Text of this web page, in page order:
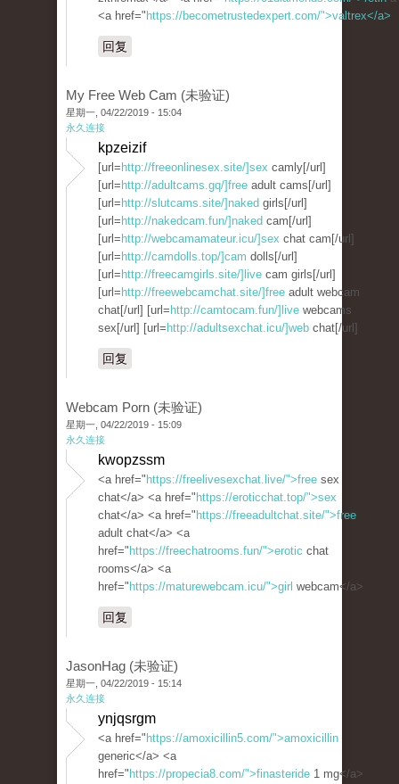
<a href=" https://becometrustedexpert.com/">valtrex</a>
回复
My Free Web Cam (未验证)
星期一, 04/22/2019 - 15:04
永久连接
kpzeizif
[url= http://freeonlinesex.site/]sex camly[/url]
[url= http://adultcams.gq/]free adult cams[/url]
[url= http://slutcams.site/]naked girls[/url]
[url= http://nakedcam.fun/]naked cam[/url]
[url= http://webcamamateur.icu/]sex chat cam[/url]
[url= http://camdolls.top/]cam dolls[/url]
[url= http://freecamgirls.site/]live cam girls[/url]
[url= http://freewebcamchat.site/]free adult webcam
chat[/url] [url= http://camtocam.fun/]live webcams
sex[/url] [url= http://adultsexchat.icu/]web chat[/url]
回复
Webcam Porn (未验证)
星期一, 04/22/2019 - 15:09
永久连接
kwopzssm
<a href=" https://freelivesexchat.live/">free sex
chat</a> <a href=" https://eroticchat.top/">sex
chat</a> <a href=" https://freeadultchat.site/">free
adult chat</a> <a
href=" https://freechatrooms.fun/">erotic chat
rooms</a> <a
href=" https://maturewebcam.icu/">girl webcam</a>
回复
JasonHag (未验证)
星期一, 04/22/2019 - 15:14
永久连接
ynjqsrgm
<a href=" https://amoxicillin5.com/">amoxicillin
generic</a> <a
href=" https://propecia8.com/">finasteride 1 mg</a>